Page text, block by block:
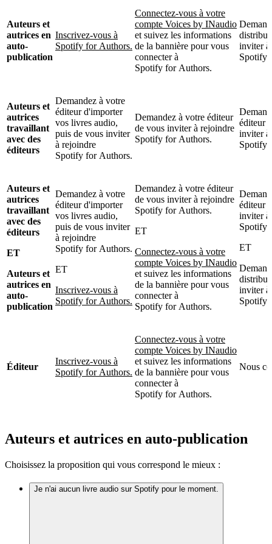
Auteurs et
autrices en
auto-
publication
Inscrivez-vous à
Spotify for Authors.
Connectez-vous à votre
compte Voices by INaudio
et suivez les informations
de la bannière pour vous
connecter à
Spotify for Authors.
inviter
Spotify
Auteurs et
autrices
travaillant
avec des
éditeurs
Demandez à votre
éditeur d'importer
vos livres audio,
puis de vous inviter
à rejoindre
Spotify for Authors.
Demandez à votre éditeur
de vous inviter à rejoindre
Spotify for Authors.
éditeur
inviter
Spotify
Auteurs et
autrices
travaillant
avec des
éditeurs
ET
Auteurs et
autrices en
auto-
publication
Demandez à votre
éditeur d'importer
vos livres audio,
puis de vous inviter
à rejoindre
Spotify for Authors.
ET
Inscrivez-vous à
Spotify for Authors.
Demandez à votre éditeur
de vous inviter à rejoindre
Spotify for Authors.
ET
Connectez-vous à votre
compte Voices by INaudio
et suivez les informations
de la bannière pour vous
connecter à
Spotify for Authors.
éditeur
inviter
Spotify
ET
inviter
Spotify
Éditeur
Inscrivez-vous à
Spotify for Authors.
Connectez-vous à votre
compte Voices by INaudio
et suivez les informations
de la bannière pour vous
connecter à
Spotify for Authors.
Nous
Auteurs et autrices en auto-publication
Choisissez la proposition qui vous correspond le mieux :
Je n'ai aucun livre audio sur Spotify pour le moment.